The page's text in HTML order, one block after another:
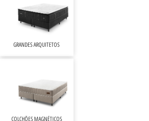
COLCHÕES MAGNÉTICOS
GRANDES ARQUITETOS